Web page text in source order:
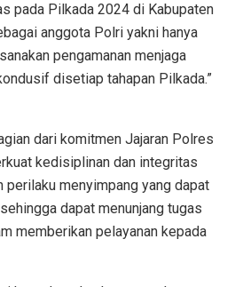
pada Pilkada 2024 di Kabupaten
anggota Polri yakni hanya
pengamanan menjaga
disetiap tahapan Pilkada.”
dari komitmen Jajaran Polres
kedisiplinan dan integritas
menyimpang yang dapat
dapat menunjang tugas
memberikan pelayanan kepada